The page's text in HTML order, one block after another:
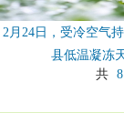
2月24日，受冷空气
县低温凝冻
共 8